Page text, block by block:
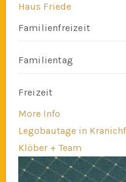
Haus Friede
Familienfreizeit
Familientag
Freizeit
More Info
Legobautage in
Klöber + Team